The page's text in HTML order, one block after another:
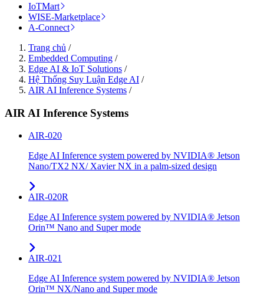
IoTMart
WISE-Marketplace
A-Connect
Trang chủ /
Embedded Computing /
Edge AI & IoT Solutions /
Hệ Thống Suy Luận Edge AI /
AIR AI Inference Systems /
AIR AI Inference Systems
AIR-020
Edge AI Inference system powered by NVIDIA® Jetson
Nano/TX2 NX/ Xavier NX in a palm-sized design
AIR-020R
Edge AI Inference system powered by NVIDIA® Jetson
Orin™ Nano and Super mode
AIR-021
Edge AI Inference system powered by NVIDIA® Jetson
Orin™ NX/Nano and Super mode